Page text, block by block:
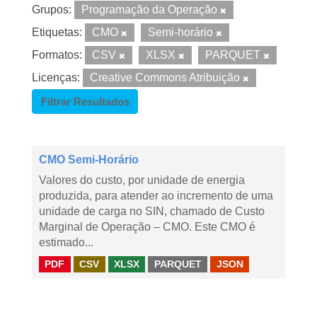
Grupos:
Programação da Operação
Etiquetas:
CMO
Semi-horário
Formatos:
CSV XLSX
PARQUET
Licenças:
Creative Commons Atribuição
Filtrar Resultados
CMO Semi-Horário
Valores do custo, por unidade de energia
produzida, para atender ao incremento de uma
unidade de carga no SIN, chamado de Custo
Marginal de Operação – CMO. Este CMO é
estimado...
PDF CSV XLSX PARQUET JSON